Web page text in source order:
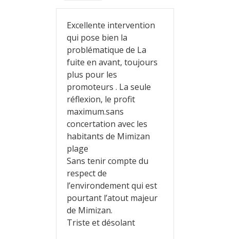
Excellente intervention
qui pose bien la
problématique de La
fuite en avant, toujours
plus pour les
promoteurs . La seule
réflexion, le profit
maximum.sans
concertation avec les
habitants de Mimizan
plage
Sans tenir compte du
respect de
l’environdement qui est
pourtant l’atout majeur
de Mimizan.
Triste et désolant